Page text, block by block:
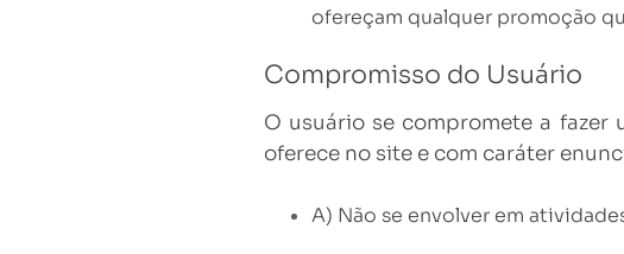
ofereçam qualquer promoção
Compromisso do Usuário
O usuário se compromete a
oferece no site e com caráter
A) Não se envolver em